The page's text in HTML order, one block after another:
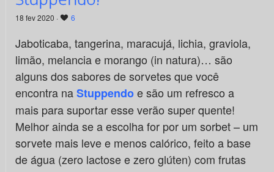
18 fev 2020 · 6
Jaboticaba, tangerina, maracujá, lichia, graviola,
limão, melancia e morango (in natura)… são
alguns dos sabores de sorvetes que você
encontra naStuppendoe são um refresco a
mais para suportar esse verão super quente!
Melhor ainda se a escolha for por um sorbet – um
sorvete mais leve e menos calórico, feito a base
de água (zero lactose e zero glúten) com frutas